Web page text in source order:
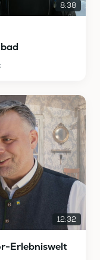
8:38
12:32
Erlebniswelt